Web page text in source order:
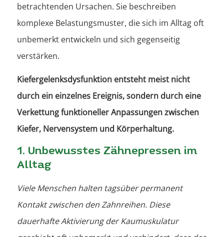
betrachtenden Ursachen. Sie beschreiben
komplexe Belastungsmuster, die sich im Alltag oft
unbemerkt entwickeln und sich gegenseitig
verstärken.
Kiefergelenksdysfunktion entsteht meist nicht
durch ein einzelnes Ereignis, sondern durch eine
Verkettung funktioneller Anpassungen zwischen
Kiefer, Nervensystem und Körperhaltung.
1. Unbewusstes Zähnepressen im
Alltag
Viele Menschen halten tagsüber permanent
Kontakt zwischen den Zahnreihen. Diese
dauerhafte Aktivierung der Kaumuskulatur